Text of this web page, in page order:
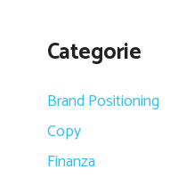
Categorie
Brand Positioning
Copy
Finanza